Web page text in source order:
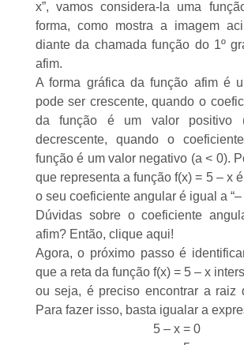
x”, vamos considera-la uma
forma, como mostra a imagem
diante da chamadafunção do 1º
afim.
Aforma gráfica da função afimé
pode ser crescente, quando o
da função é um valor
decrescente, quando o
função é um valor negativo (a < 0).
que representa a função f(x) = 5 – x
o seu coeficiente angular é igual a “–
Dúvidas sobre o coeficiente
afim? Então, clique aqui!
Agora, o próximo passo é
que a reta da função f(x) = 5 – x
ou seja, é preciso encontrar a raiz
Para fazer isso, basta igualar a
5 – x = 0